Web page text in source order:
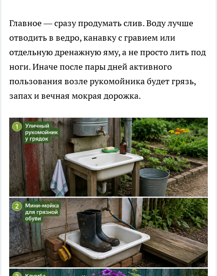
Главное — сразу продумать слив. Воду лучше
отводить в ведро, канавку с гравием или
отдельную дренажную яму, а не просто лить под
ноги. Иначе после пары дней активного
пользования возле рукомойника будет грязь,
запах и вечная мокрая дорожка.